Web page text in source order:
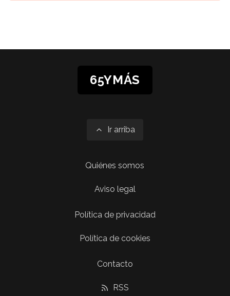
65YMÁS
Ir arriba
Quiénes somos
Aviso legal
Política de privacidad
Política de cookies
Contacto
RSS